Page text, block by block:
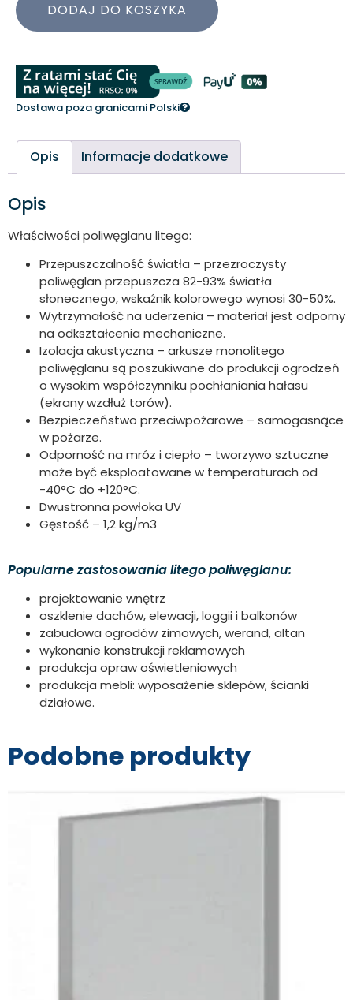
DODAJ DO KOSZYKA
Dostawa poza granicami Polski
Opis Informacje dodatkowe
Opis
Właściwości poliwęglanu litego:
Przepuszczalność światła – przezroczysty
poliwęglan przepuszcza 82-93% światła
słonecznego, wskaźnik kolorowego wynosi 30-50%.
Wytrzymałość na uderzenia – materiał jest odporny
na odkształcenia mechaniczne.
Izolacja akustyczna – arkusze monolitego
poliwęglanu są poszukiwane do produkcji ogrodzeń
o wysokim współczynniku pochłaniania hałasu
(ekrany wzdłuż torów).
Bezpieczeństwo przeciwpożarowe – samogasnące
w pożarze.
Odporność na mróz i ciepło – tworzywo sztuczne
może być eksploatowane w temperaturach od
-40°C do +120°C.
Dwustronna powłoka UV
Gęstość – 1,2 kg/m3
Popularne zastosowania litego poliwęglanu:
projektowanie wnętrz
oszklenie dachów, elewacji, loggii i balkonów
zabudowa ogrodów zimowych, werand, altan
wykonanie konstrukcji reklamowych
produkcja opraw oświetleniowych
produkcja mebli: wyposażenie sklepów, ścianki
działowe.
Podobne produkty